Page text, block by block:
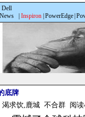
Dell
News
Inspiron PowerEdge
底牌
渴求饮,鹿城 不合群 阅读